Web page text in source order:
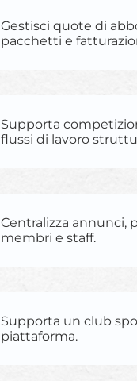
Gestisci quote di
pacchetti e
Supporta
flussi di lavoro
Centralizza annunci,
membri e staff.
Supporta un club
piattaforma.